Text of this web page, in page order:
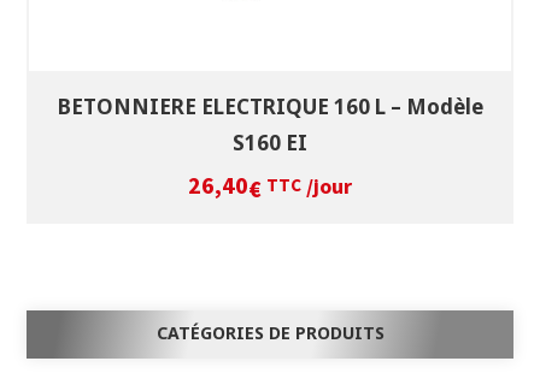
BETONNIERE ELECTRIQUE 160 L – Modèle
S160 EI
26,40€ TTC /jour
CATÉGORIES DE PRODUITS